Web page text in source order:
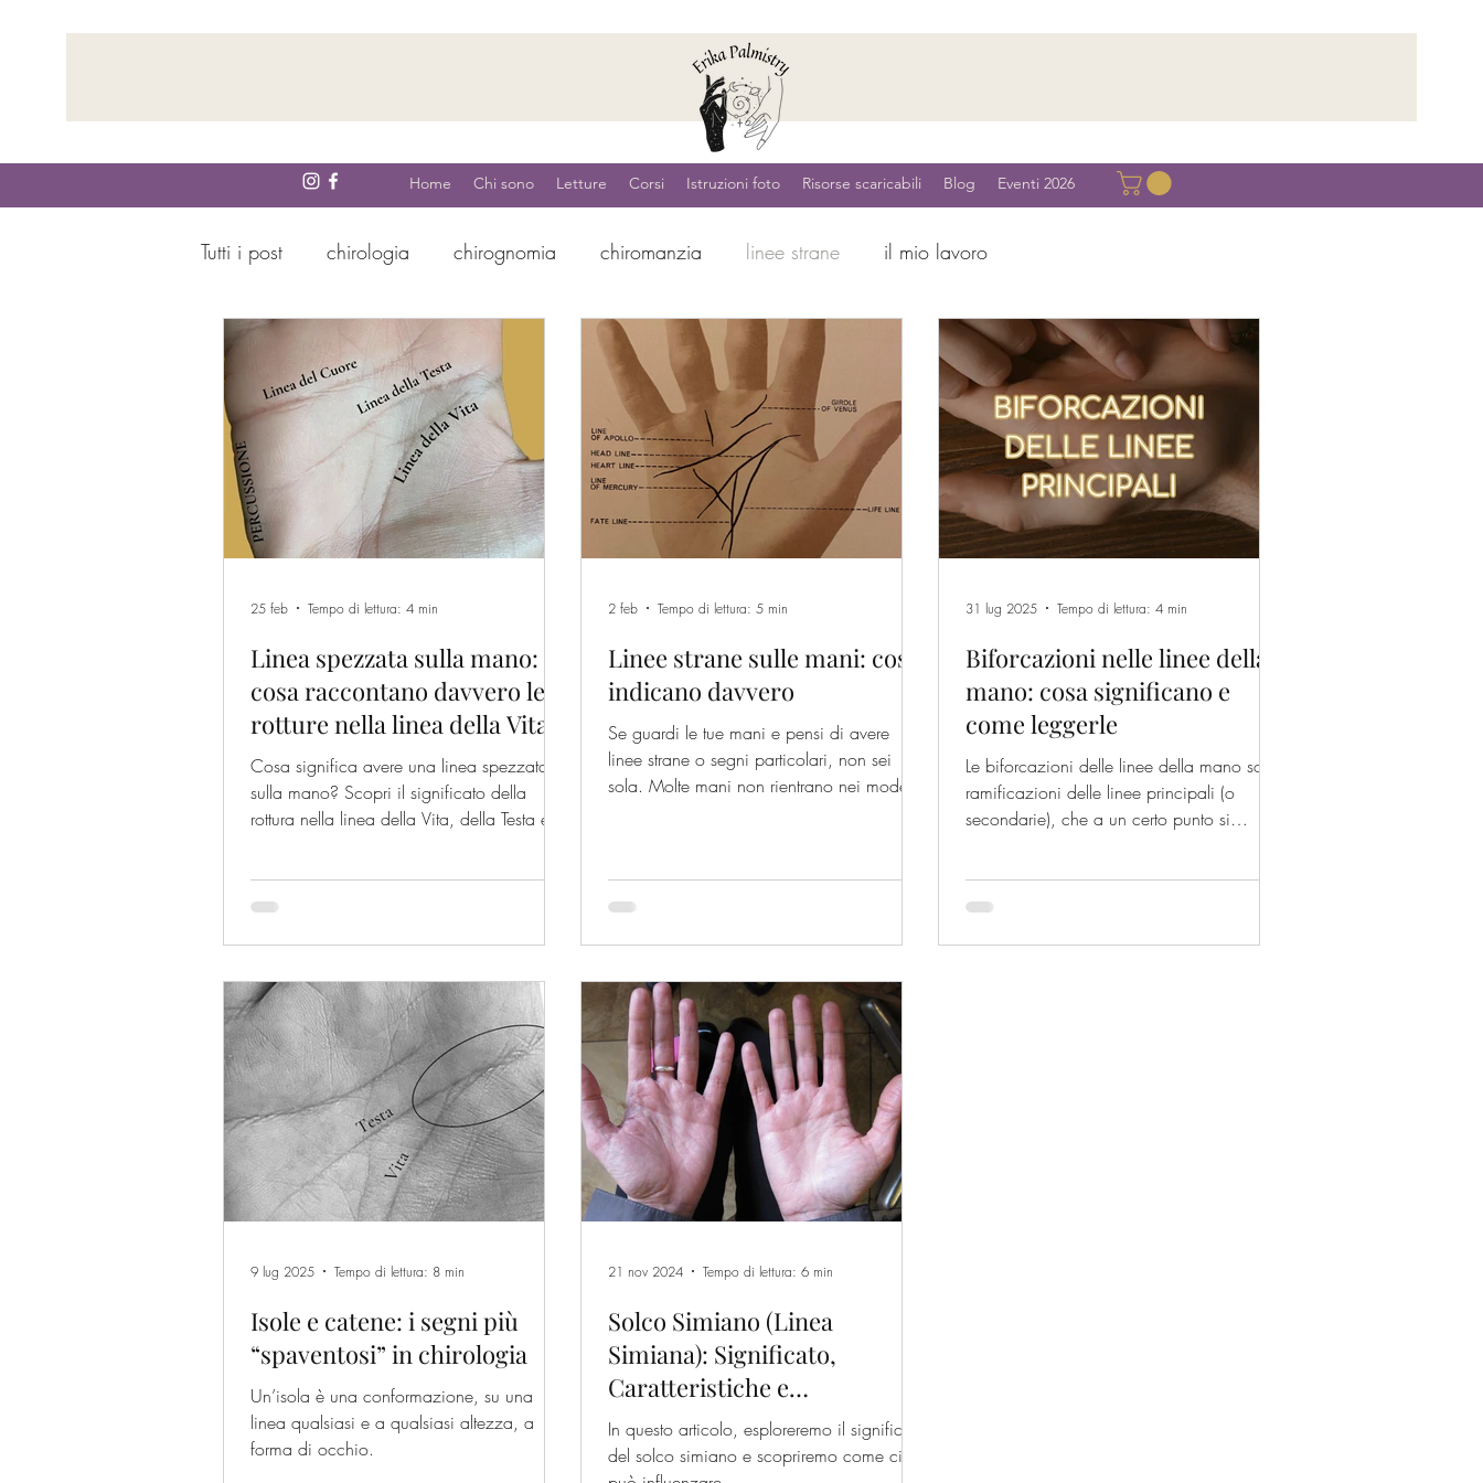
Home Chi sono Letture Corsi Istruzioni foto Risorse scaricabili Blog Eventi 2026
Tutti i post chirologia chirognomia chiromanzia linee strane il mio lavoro
Cosa sa la tua mano prima di te
Linea spezzata sulla mano:
cosa raccontano davvero le
rotture nella linea della Vita,
della Testa e del Cuore
Cosa significa avere una linea spezzata
sulla mano? Scopri il significato della
rottura nella linea della Vita, della Testa e
25 feb Tempo di lettura: 4 min
Linee strane sulle mani: cosa
indicano davvero
Se guardi le tue mani e pensi di avere
linee strane o segni particolari, non sei
sola. Molte mani non rientrano nei modelli
perché non sono un difetto, ma un modo
diverso di funzionare.
2 feb Tempo di lettura: 5 min
Biforcazioni nelle linee della
mano: cosa significano e
come leggerle
Le biforcazioni delle linee della mano sono
ramificazioni delle linee principali (o
secondarie), che a un certo punto si
31 lug 2025 Tempo di lettura: 4 min
Isole e catene: i segni più
“spaventosi” in chirologia
Un’isola è una conformazione, su una
linea qualsiasi e a qualsiasi altezza, a
forma di occhio.
9 lug 2025 Tempo di lettura: 8 min
Solco Simiano (Linea
Simiana): Significato,
Caratteristiche e
Interpretazioni
In questo articolo, esploreremo il significato
del solco simiano e scopriremo come ci
21 nov 2024 Tempo di lettura: 6 min